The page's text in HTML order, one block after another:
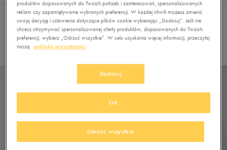
Wybrane filtry: ADIDAS L CZARNY
Wyczyść filtry
produktów dopasowanych do Twoich potrzeb i zainteresowań, spersonalizowanych
reklam czy zapamiętywanie wybranych preferencji. W każdej chwili możesz zmienić
swoją decyzję i ustawienia dotyczące plików cookie wybierając „Dostosuj”. Jeśli nie
chcesz otrzymywać spersonalizowanej oferty produktów, dopasowanych do Twoich
preferencji, wybierz „Odrzuć wszystkie”. W celu uzyskania więcej informacji, przeczytaj
naszą
politykę prywatności.
Dostosuj
Odrzuć wszystkie
OK